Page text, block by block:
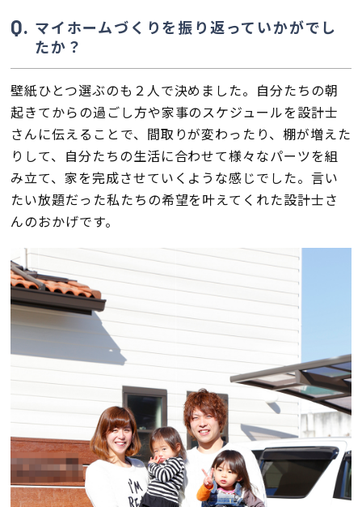
マイホームづくりを振り返っていかがでし
たか？
壁紙ひとつ選ぶのも２人で決めました。自分たちの朝
起きてからの過ごし方や家事のスケジュールを設計士
さんに伝えることで、間取りが変わったり、棚が増えた
りして、自分たちの生活に合わせて様々なパーツを組
み立て、家を完成させていくような感じでした。言い
たい放題だった私たちの希望を叶えてくれた設計士さ
んのおかげです。